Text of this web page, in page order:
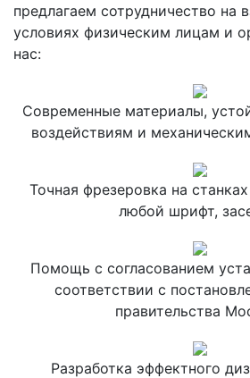
предлагаем сотрудничество на
условиях физическим лицам и
нас:
Современные материалы,
воздействиям и
Точная фрезеровка на
любой шрифт,
Помощь с согласованием
соответствии с
правительства
Разработка эффектного